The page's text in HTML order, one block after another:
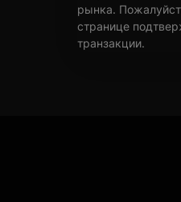
рынка.
странице
транзакции.